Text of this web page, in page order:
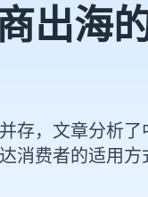
出海
存，文章分析了
消费者的适用方